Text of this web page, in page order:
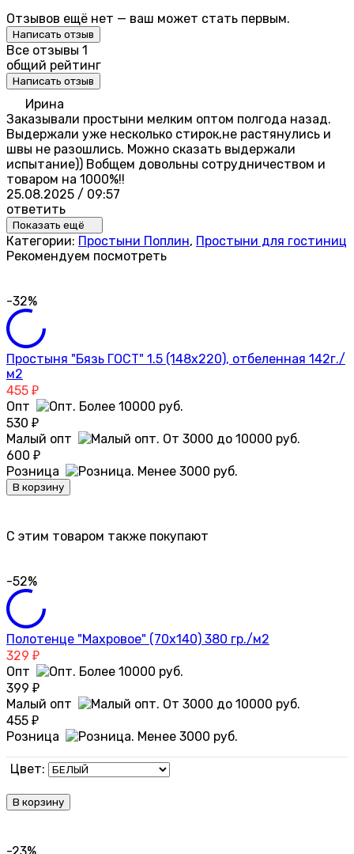
Отзывов ещё нет — ваш может стать первым.
Написать отзыв
Все отзывы 1
общий рейтинг
Написать отзыв
Ирина
Заказывали простыни мелким оптом полгода назад.
Выдержали уже несколько стирок,не растянулись и
швы не разошлись. Можно сказать выдержали
испытание)) Вобщем довольны сотрудничеством и
товаром на 1000%!!
25.08.2025 / 09:57
ответить
Показать ещё
Категории: Простыни Поплин, Простыни для гостиниц
Рекомендуем посмотреть
-32%
Простыня "Бязь ГОСТ" 1.5 (148х220), отбеленная 142г./
м2
455 ₽
Опт
530 ₽
Малый опт
600 ₽
Розница
В корзину
C этим товаром также покупают
-52%
Полотенце "Махровое" (70х140) 380 гр./м2
329 ₽
Опт
399 ₽
Малый опт
455 ₽
Розница
Цвет:
В корзину